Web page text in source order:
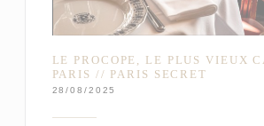
LE PROCOPE, LE PLUS VIEUX
PARIS // PARIS SECRET
28/08/2025